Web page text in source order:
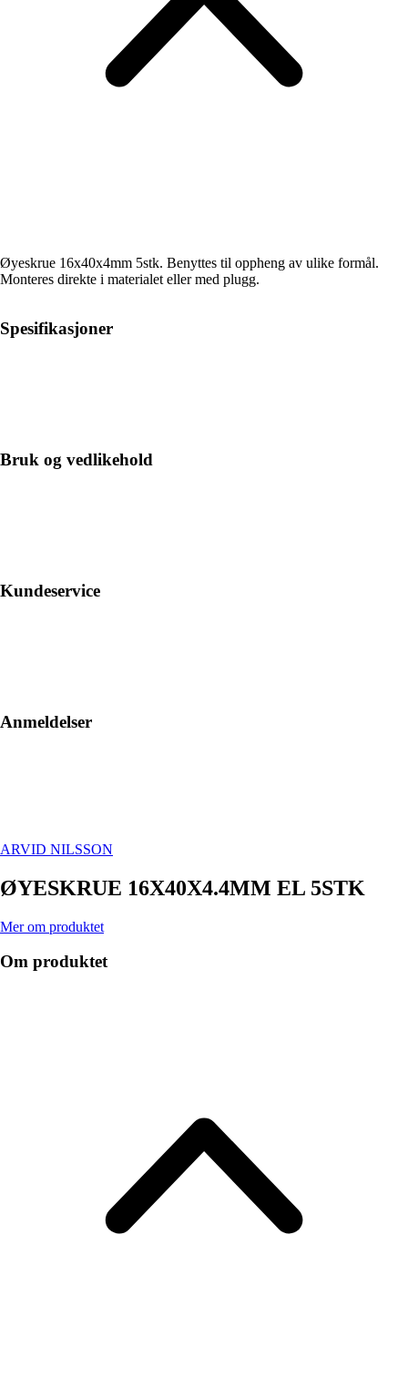
Øyeskrue 16x40x4mm 5stk. Benyttes til oppheng av ulike formål.
Monteres direkte i materialet eller med plugg.
Spesifikasjoner
Bruk og vedlikehold
Kundeservice
Anmeldelser
ARVID NILSSON
ØYESKRUE 16X40X4.4MM EL 5STK
Mer om produktet
Om produktet